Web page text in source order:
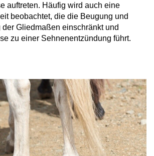
auftreten. Häufig wird auch eine
beobachtet, die die Beugung und
der Gliedmaßen einschränkt und
zu einer Sehnenentzündung führt.